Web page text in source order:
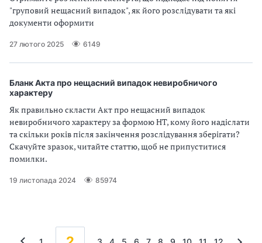
"груповий нещасний випадок", як його розслідувати та які
документи оформити
27 лютого 2025 6149
Бланк Акта про нещасний випадок невиробничого
характеру
Як правильно скласти Акт про нещасний випадок
невиробничого характеру за формою НТ, кому його надіслати
та скільки років після закінчення розслідування зберігати?
Скачуйте зразок, читайте статтю, щоб не припуститися
помилки.
19 листопада 2024 85974